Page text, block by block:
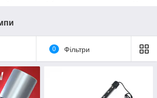
0 Фільтри